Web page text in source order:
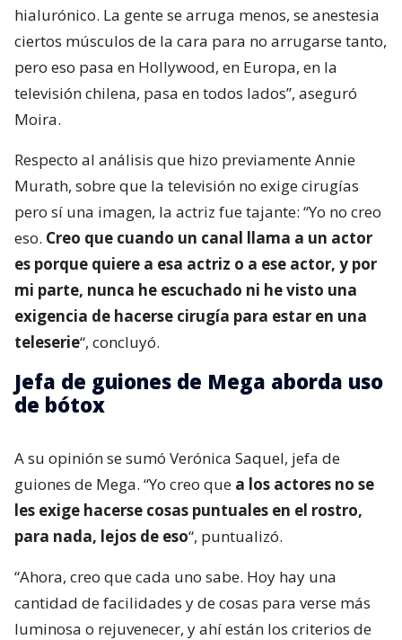
hialurónico. La gente se arruga menos, se anestesia
ciertos músculos de la cara para no arrugarse tanto,
pero eso pasa en Hollywood, en Europa, en la
televisión chilena, pasa en todos lados”, aseguró
Moira.
Respecto al análisis que hizo previamente Annie
Murath, sobre que la televisión no exige cirugías
pero sí una imagen, la actriz fue tajante: “Yo no creo
eso. Creo que cuando un canal llama a un actor
es porque quiere a esa actriz o a ese actor, y por
mi parte, nunca he escuchado ni he visto una
exigencia de hacerse cirugía para estar en una
teleserie“, concluyó.
Jefa de guiones de Mega aborda uso
de bótox
A su opinión se sumó Verónica Saquel, jefa de
guiones de Mega. “Yo creo que a los actores no se
les exige hacerse cosas puntuales en el rostro,
para nada, lejos de eso“, puntualizó.
“Ahora, creo que cada uno sabe. Hoy hay una
cantidad de facilidades y de cosas para verse más
luminosa o rejuvenecer, y ahí están los criterios de